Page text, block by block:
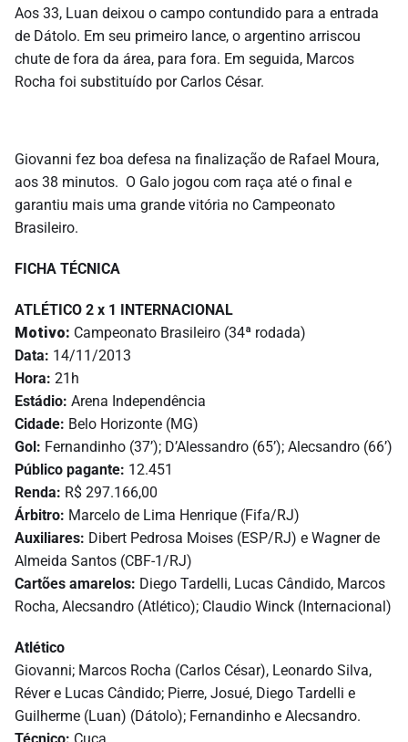
Aos 33, Luan deixou o campo contundido para a entrada
de Dátolo. Em seu primeiro lance, o argentino arriscou
chute de fora da área, para fora. Em seguida, Marcos
Rocha foi substituído por Carlos César.
Giovanni fez boa defesa na finalização de Rafael Moura,
aos 38 minutos. O Galo jogou com raça até o final e
garantiu mais uma grande vitória no Campeonato
Brasileiro.
FICHA TÉCNICA
ATLÉTICO 2 x 1 INTERNACIONAL
Motivo: Campeonato Brasileiro (34ª rodada)
Data: 14/11/2013
Hora: 21h
Estádio: Arena Independência
Cidade: Belo Horizonte (MG)
Gol: Fernandinho (37’); D’Alessandro (65’); Alecsandro (66’)
Público pagante: 12.451
Renda: R$ 297.166,00
Árbitro: Marcelo de Lima Henrique (Fifa/RJ)
Auxiliares: Dibert Pedrosa Moises (ESP/RJ) e Wagner de
Almeida Santos (CBF-1/RJ)
Cartões amarelos: Diego Tardelli, Lucas Cândido, Marcos
Rocha, Alecsandro (Atlético); Claudio Winck (Internacional)
Atlético
Giovanni; Marcos Rocha (Carlos César), Leonardo Silva,
Réver e Lucas Cândido; Pierre, Josué, Diego Tardelli e
Guilherme (Luan) (Dátolo); Fernandinho e Alecsandro.